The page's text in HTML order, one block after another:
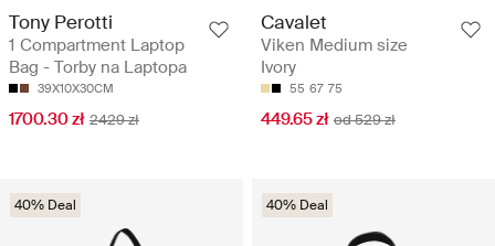
Tony Perotti
1 Compartment Laptop
Bag - Torby na Laptopa
39X10X30CM
1700.30 zł 2429 zł
Cavalet
Viken Medium size
Ivory
55 67 75
449.65 zł od 529 zł
40% Deal 40% Deal